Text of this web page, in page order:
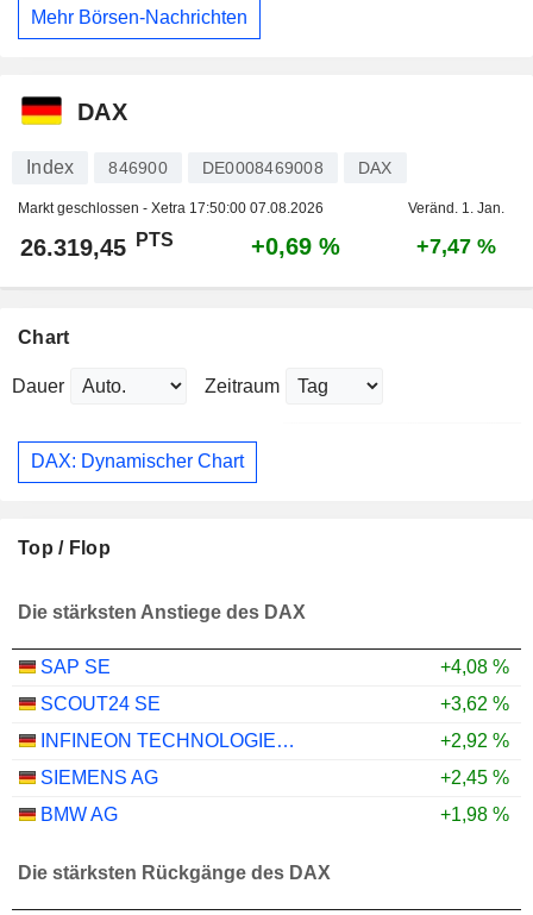
Mehr Börsen-Nachrichten
DAX
Index 846900 DE0008469008 DAX
Markt geschlossen - Xetra 17:50:00 07.08.2026 Veränd. 1. Jan.
26.319,45 PTS +0,69 % +7,47 %
Chart
Dauer Zeitraum
DAX: Dynamischer Chart
Top / Flop
Die stärksten Anstiege des DAX
SAP SE
+4,08 %
SCOUT24 SE
+3,62 %
INFINEON TECHNOLOGIES AG
+2,92 %
SIEMENS AG
+2,45 %
BMW AG
+1,98 %
Die stärksten Rückgänge des DAX